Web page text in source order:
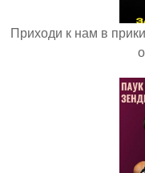
Приходи к нам в